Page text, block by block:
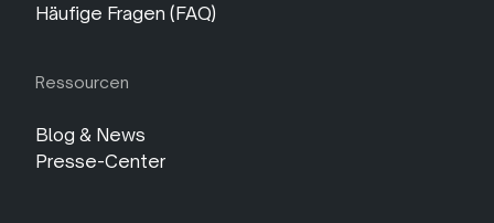
Häufige Fragen (FAQ)
Ressourcen
Blog & News
Presse-Center